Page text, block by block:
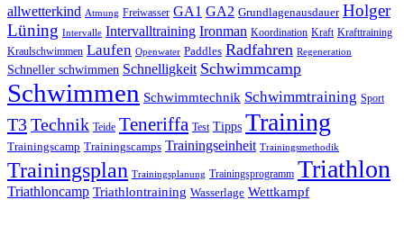
allwetterkind Atmung Freiwasser GA1 GA2 Grundlagenausdauer Holger
Lüning Intervalle Intervalltraining Ironman Koordination Kraft Krafttraining
Kraulschwimmen Laufen Openwater Paddles Radfahren Regeneration
Schneller schwimmen Schnelligkeit Schwimmcamp
Schwimmen Schwimmtechnik Schwimmtraining Sport
T3Technik Teide Teneriffa Test Tipps Training
Trainingscamp Trainingscamps Trainingseinheit Trainingsmethodik
Trainingsplan Trainingsplanung Trainingsprogramm Triathlon
Triathloncamp Triathlontraining Wasserlage Wettkampf